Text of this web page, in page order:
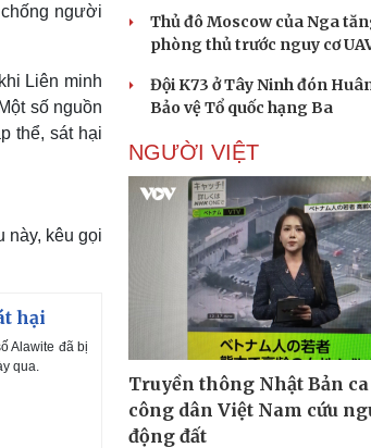
T
người
Liên minh
số nguồn
thể, sát hại
này, kêu gọi
hại
Alawite đã bị
qua.
Thủ đô Moscow của Nga
phòng thủ trước nguy cơ
Đội K73 ở Tây Ninh đón
Bảo vệ Tổ quốc hạng Ba
NGƯỜI VIỆT
Truyền thông Nhật Bản
công dân Việt Nam cứu
động đất